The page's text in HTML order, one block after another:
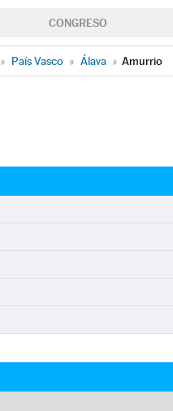
CONGRESO
» País Vasco » Álava » Amurrio